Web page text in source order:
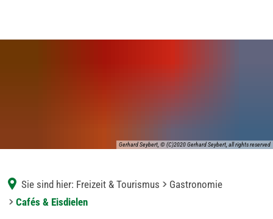
Gerhard Seybert, © (C)2020 Gerhard Seybert, all rights reserved
Sie sind hier: Freizeit & Tourismus
Gastronomie
Cafés & Eisdielen